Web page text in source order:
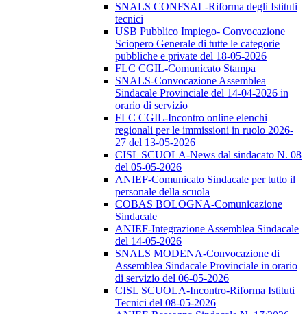
SNALS CONFSAL-Riforma degli Istituti
tecnici
USB Pubblico Impiego- Convocazione
Sciopero Generale di tutte le categorie
pubbliche e private del 18-05-2026
FLC CGIL-Comunicato Stampa
SNALS-Convocazione Assemblea
Sindacale Provinciale del 14-04-2026 in
orario di servizio
FLC CGIL-Incontro online elenchi
regionali per le immissioni in ruolo 2026-
27 del 13-05-2026
CISL SCUOLA-News dal sindacato N. 08
del 05-05-2026
ANIEF-Comunicato Sindacale per tutto il
personale della scuola
COBAS BOLOGNA-Comunicazione
Sindacale
ANIEF-Integrazione Assemblea Sindacale
del 14-05-2026
SNALS MODENA-Convocazione di
Assemblea Sindacale Provinciale in orario
di servizio del 06-05-2026
CISL SCUOLA-Incontro-Riforma Istituti
Tecnici del 08-05-2026